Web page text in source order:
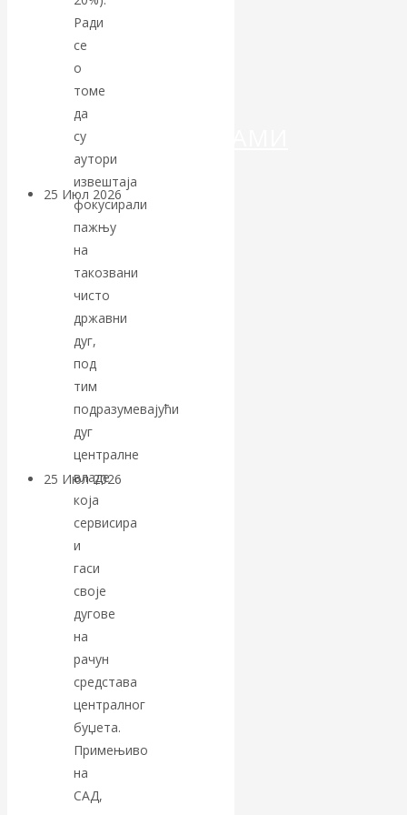
ДЕНЕГ»: КИТАЙ
ВЕДЁТ БОРЬБУ
КРИПТОВАЛЮТАМИ
25 Июл 2026 Геополитика
Валентин
КАтасонов.
Может ли
Америка
покинуть НАТО?
25 Июл 2026
интервью и беседы
«Об этом
молчат»:
экономист
Валентин
Катасонов
считает, что
Ради
се
о
томе
да
су
аутори
извештаја
фокусирали
пажњу
на
такозвани
чисто
државни
дуг,
под
тим
подразумевајући
дуг
централне
владе
која
сервисира
и
гаси
своје
дугове
на
рачун
средстава
централног
буџета.
Примењиво
на
САД,